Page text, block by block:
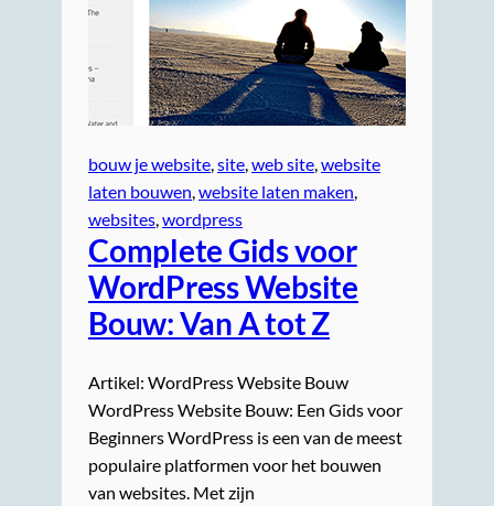
bouw je website, site, web site, website
laten bouwen, website laten maken
websites, wordpress
Complete Gids voor
WordPress Website
Bouw: Van A tot Z
Artikel: WordPress Website Bouw
WordPress Website Bouw: Een Gids voor
Beginners WordPress is een van de meest
populaire platformen voor het bouwen
van websites. Met zijn